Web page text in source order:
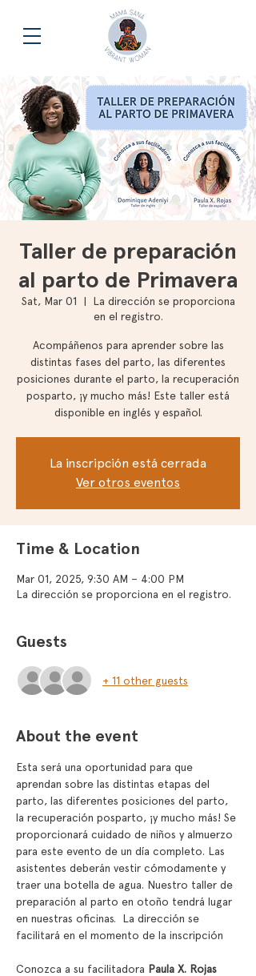
Taller de preparación
al parto de Primavera
Sat, Mar 01
  |
La dirección se proporciona
en el registro.
Acompáñenos para aprender sobre las
distintas fases del parto, las diferentes
posiciones durante el parto, la recuperación
posparto, ¡y mucho más! Este taller está
disponible en inglés y español.
La inscripción está cerrada
Ver otros eventos
Time & Location
Mar 01, 2025, 9:30 AM – 4:00 PM
La dirección se proporciona en el registro.
Guests
+ 11 other guests
About the event
Esta será una oportunidad para que
aprendan sobre las distintas etapas del
parto, las diferentes posiciones del parto,
la recuperación posparto, ¡y mucho más! Se
proporcionará cuidado de niños y almuerzo
para este evento de un día completo. Las
asistentes deberán vestir cómodamente y
traer una botella de agua. Nuestro taller de
preparación al parto en otoño tendrá lugar
en nuestras oficinas.  La dirección se
facilitará en el momento de la inscripción
Conozca a su facilitadora Paula X. Rojas